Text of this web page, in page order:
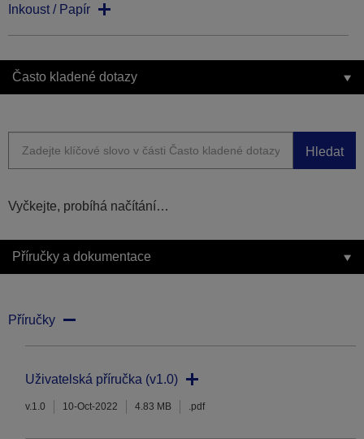
Inkoust / Papír
Často kladené dotazy
Hledat
Vyčkejte, probíhá načítání…
Příručky a dokumentace
Příručky
Uživatelská příručka (v1.0)
v.1.0 10-Oct-2022 4.83 MB .pdf